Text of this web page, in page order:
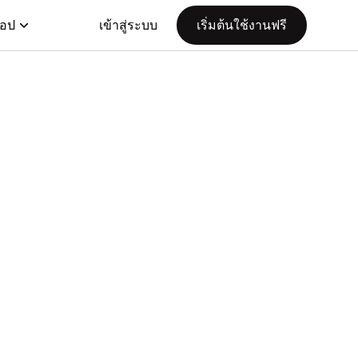
ป เข้าสู่ระบบ เริ่มต้นใช้งานฟรี